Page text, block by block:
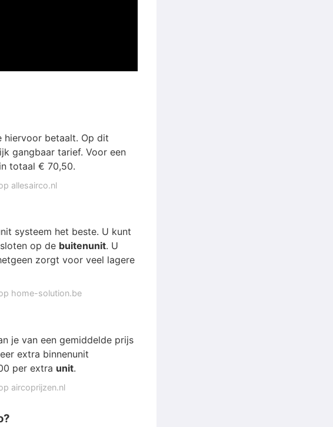
hiervoor betaalt. Op dit
gangbaar tarief. Voor een
totaal € 70,50.
allesairco.nl
systeem het beste. U kunt
op de buitenunit. U
zorgt voor veel lagere
home-solution.be
je van een gemiddelde prijs
extra binnenunit
per extra unit.
aircoprijzen.nl